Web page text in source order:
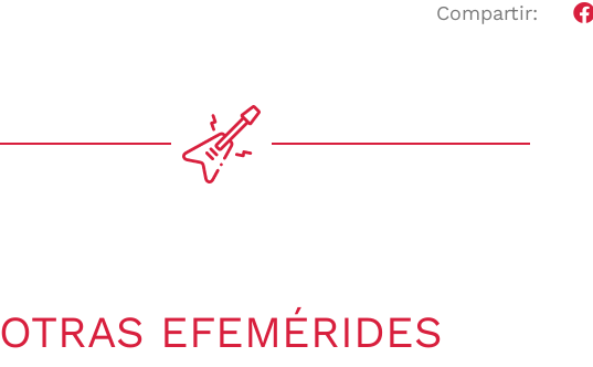
Compartir:
OTRAS EFEMÉRIDES